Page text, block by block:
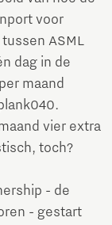
voor
ASML
dag in de
maand
vier extra
toch?
- de
- gestart